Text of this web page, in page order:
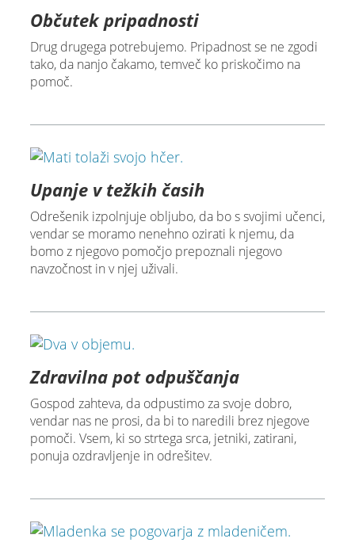
Občutek pripadnosti
Drug drugega potrebujemo. Pripadnost se ne zgodi
tako, da nanjo čakamo, temveč ko priskočimo na
pomoč.
Upanje v težkih časih
Odrešenik izpolnjuje obljubo, da bo s svojimi učenci,
vendar se moramo nenehno ozirati k njemu, da
bomo z njegovo pomočjo prepoznali njegovo
navzočnost in v njej uživali.
Zdravilna pot odpuščanja
Gospod zahteva, da odpustimo za svoje dobro,
vendar nas ne prosi, da bi to naredili brez njegove
pomoči. Vsem, ki so strtega srca, jetniki, zatirani,
ponuja ozdravljenje in odrešitev.